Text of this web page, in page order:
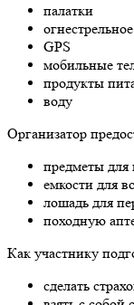
палатки
GPS
мобильные
продукты
воду
Организатор
предметы
емкости для
лошадь для
походную
Как участнику
сделать